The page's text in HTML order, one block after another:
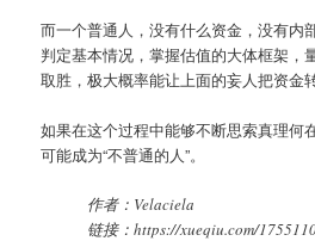
而一个普通人，没有什么资金，没有内
判定基本情况，掌握估值的大体框架，
取胜，极大概率能让上面的妄人把资金
如果在这个过程中能够不断思索真理何
可能成为“不普通的人”。
作者：Velaciela
链接：https://xueqiu.com/